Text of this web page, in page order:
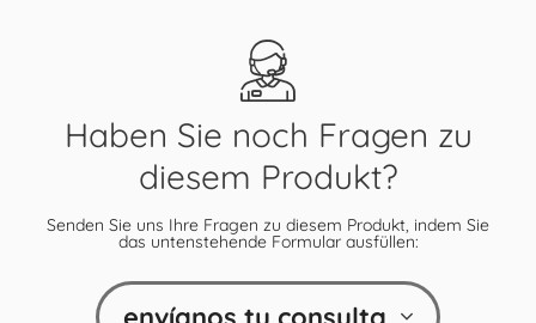
Haben Sie noch Fragen zu
diesem Produkt?
Senden Sie uns Ihre Fragen zu diesem Produkt, indem Sie
das untenstehende Formular ausfüllen: